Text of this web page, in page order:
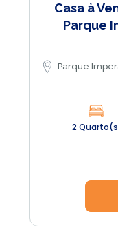
Casa à
Parque
Parque
2